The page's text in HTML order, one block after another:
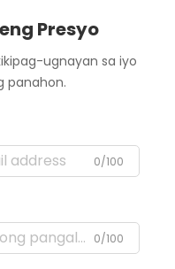
Presyo
ugnayan sa iyo
panahon.
0/100
0/100